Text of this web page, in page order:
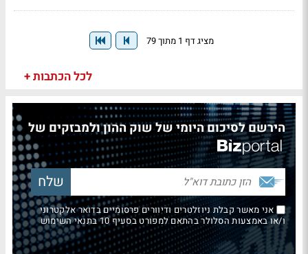
מציג דף 1 מתוך 79
לכל הכתבות +
הירשם לסיכום היומי של שוק ההון ולמבזקים של
אני מאשר קבלת ניוזלטרים ודיוורים פרסומיים בדואר אלקטרוני
ו/או באמצעות הסלולר בהתאם למפורט בסעיף 10 בתנאי השימוש